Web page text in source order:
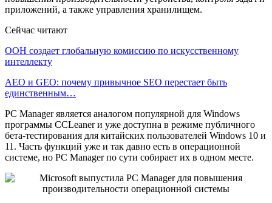
приложений, а также управления хранилищем.
Сейчас читают
ООН создает глобальную комиссию по искусственному
интеллекту
AEO и GEO: почему привычное SEO перестает быть
единственным…
PC Manager является аналогом популярной для Windows
программы CCLeaner и уже доступна в режиме публичного
бета-тестирования для китайских пользователей Windows 10 и
11. Часть функций уже и так давно есть в операционной
системе, но PC Manager по сути собирает их в одном месте.